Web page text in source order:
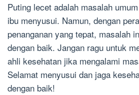
Puting lecet adalah masalah
ibu menyusui. Namun, dengan
penanganan yang tepat, masalah
dengan baik. Jangan ragu untuk
ahli kesehatan jika mengalami
Selamat menyusui dan jaga
dengan baik!